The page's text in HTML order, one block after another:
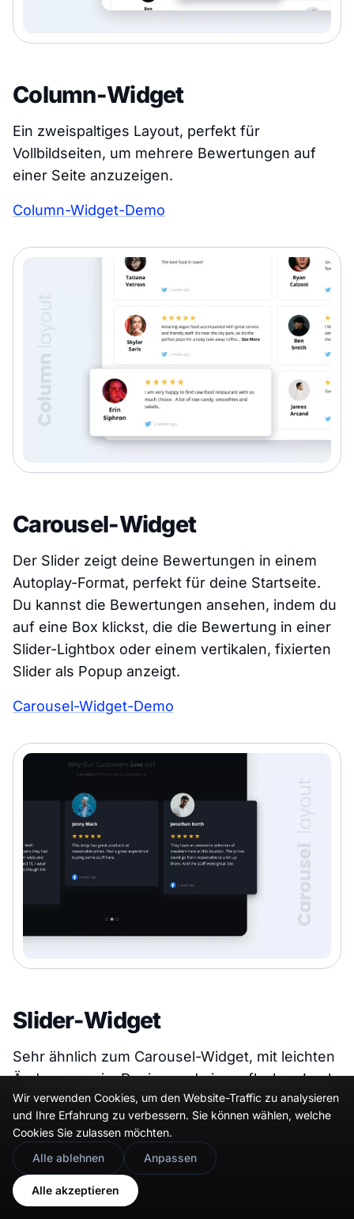
Column-Widget
Ein zweispaltiges Layout, perfekt für
Vollbildseiten, um mehrere Bewertungen auf
einer Seite anzuzeigen.
Column-Widget-Demo
Carousel-Widget
Der Slider zeigt deine Bewertungen in einem
Autoplay-Format, perfekt für deine Startseite.
Du kannst die Bewertungen ansehen, indem du
auf eine Box klickst, die die Bewertung in einer
Slider-Lightbox oder einem vertikalen, fixierten
Slider als Popup anzeigt.
Carousel-Widget-Demo
Slider-Widget
Sehr ähnlich zum Carousel-Widget, mit leichten
Änderungen im Design und einem flachen Look
für minimalistische Website-Designs.
Slider-Widget-Demo
Wir verwenden Cookies, um den Website-Traffic zu analysieren
und Ihre Erfahrung zu verbessern. Sie können wählen, welche
Cookies Sie zulassen möchten.
Alle ablehnen
Anpassen
Alle akzeptieren
🇬🇧 Would you prefer this site in English?
View in English